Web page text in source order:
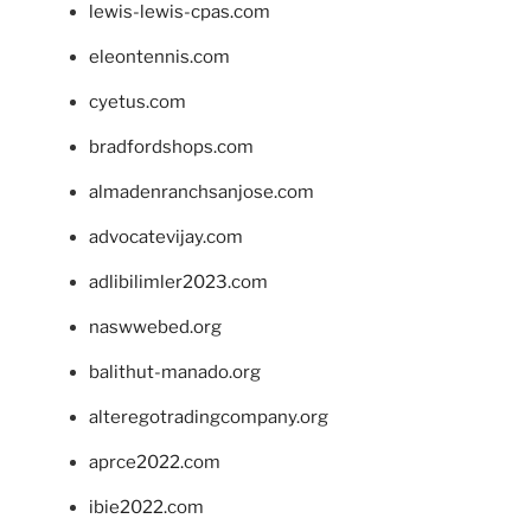
lewis-lewis-cpas.com
eleontennis.com
cyetus.com
bradfordshops.com
almadenranchsanjose.com
advocatevijay.com
adlibilimler2023.com
naswwebed.org
balithut-manado.org
alteregotradingcompany.org
aprce2022.com
ibie2022.com